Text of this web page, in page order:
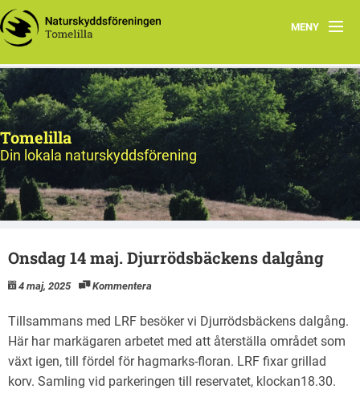
MENY
Hem
Program
Natursnokarna
Styrelsen
Utflyktsmål
Bildarkiv
Tomelilla
Din lokala naturskyddsförening
Onsdag 14 maj. Djurrödsbäckens dalgång
4 maj, 2025 Kommentera
Tillsammans med LRF besöker vi Djurrödsbäckens dalgång.
Här har markägaren arbetet med att återställa området som
växt igen, till fördel för hagmarks-floran. LRF fixar grillad
korv. Samling vid parkeringen till reservatet, klockan18.30.